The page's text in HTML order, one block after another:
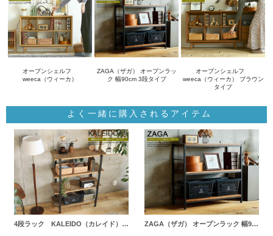
オープンシェルフ
weeca（ウィーカ）
ZAGA（ザガ） オープンラッ
ク 幅90cm 3段タイプ
オープンシェルフ
weeca（ウィーカ） ブラウン
タイプ
よく一緒に購入されるアイテム
4段ラック KALEIDO（カレイド）… ZAGA（ザガ） オープンラック 幅9…